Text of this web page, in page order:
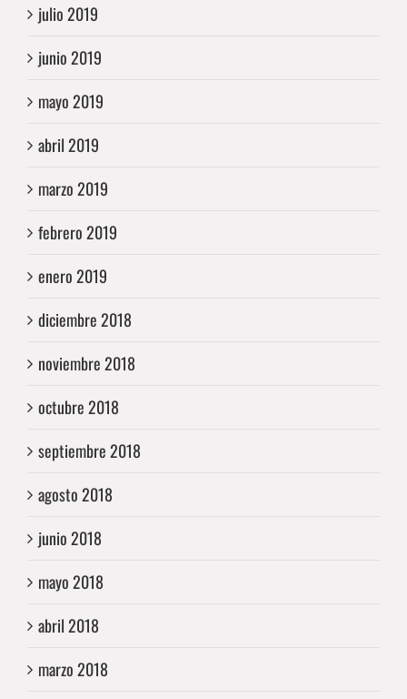
julio 2019
junio 2019
mayo 2019
abril 2019
marzo 2019
febrero 2019
enero 2019
diciembre 2018
noviembre 2018
octubre 2018
septiembre 2018
agosto 2018
junio 2018
mayo 2018
abril 2018
marzo 2018